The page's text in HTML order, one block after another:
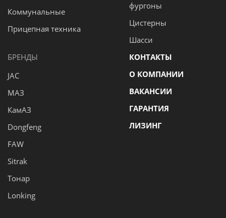
Коммунальные
Прицепная техника
фургоны
Цистерны
Шасси
БРЕНДЫ
JAC
МАЗ
КамАЗ
Dongfeng
FAW
Sitrak
Тонар
Lonking
КОНТАКТЫ
О КОМПАНИИ
ВАКАНСИИ
ГАРАНТИЯ
ЛИЗИНГ